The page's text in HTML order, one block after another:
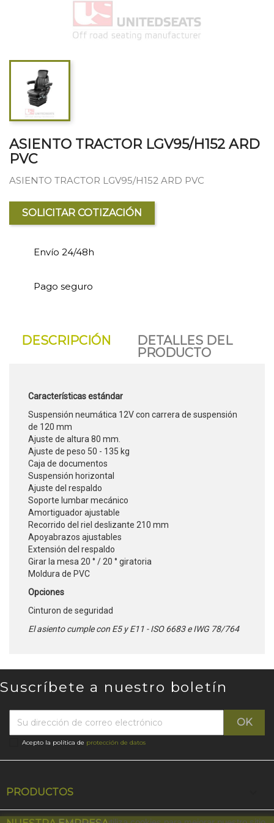
ASIENTO TRACTOR LGV95/H152 ARD
PVC
ASIENTO TRACTOR LGV95/H152 ARD PVC
SOLICITAR COTIZACIÓN
Envío 24/48h
Pago seguro
DESCRIPCIÓN
DETALLES DEL
PRODUCTO
Características estándar
Suspensión neumática 12V con carrera de suspensión
de 120 mm
Ajuste de altura 80 mm.
Ajuste de peso 50 - 135 kg
Caja de documentos
Suspensión horizontal
Ajuste del respaldo
Soporte lumbar mecánico
Amortiguador ajustable
Recorrido del riel deslizante 210 mm
Apoyabrazos ajustables
Extensión del respaldo
Girar la mesa 20 ° / 20 ° giratoria
Moldura de PVC
Opciones
Cinturon de seguridad
El asiento cumple con E5 y E11 - ISO 6683 e IWG 78/764
Suscríbete a nuestro boletín
Acepto la política de protección de datos
PRODUCTOS